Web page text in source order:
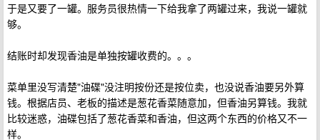
于是又要了一罐。服务员很热情一下给我拿了两罐过来，我说一罐就
够。
结账时却发现香油是单独按罐收费的。。。
菜单里没写清楚"油碟"没注明按份还是按位卖，也没说香油要另外算
钱。根据店员、老板的描述是葱花香菜随意加，但香油另算钱。我就
比较迷惑，油碟包括了葱花香菜和香油，但这两个东西的价格又不一
样。